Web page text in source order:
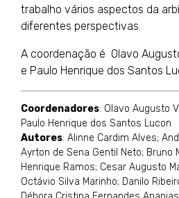
trabalho vários aspectos da
diferentes perspectivas.
A coordenação é Olavo
e Paulo Henrique dos Santos
Coordenadores: Olavo Augusto
Paulo Henrique dos Santos Lucon
Autores: Alinne Cardim Alves;
Ayrton de Sena Gentil Neto; Bruno
Henrique Ramos; Cesar Augusto
Octávio Silva Marinho; Danilo